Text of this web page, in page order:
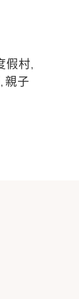
假村,
, 親子